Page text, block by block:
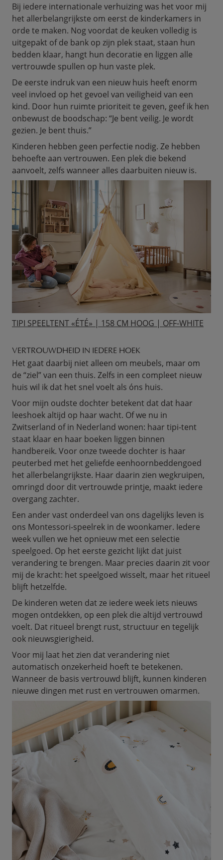
Bij iedere internationale verhuizing was het voor mij
het allerbelangrijkste om eerst de kinderkamers in
orde te maken. Nog voordat de keuken volledig is
uitgepakt of de bank op zijn plek staat, staan hun
bedden klaar, hangt hun decoratie en liggen alle
vertrouwde spullen op hun vaste plek.
De eerste indruk van een nieuw huis heeft enorm
veel invloed op het gevoel van veiligheid van een
kind. Door hun ruimte prioriteit te geven, geef ik hen
onbewust de boodschap: “Je bent veilig. Je wordt
gezien. Je bent thuis.”
Kinderen hebben geen perfectie nodig. Ze hebben
behoefte aan vertrouwen. Een plek die bekend
aanvoelt, zelfs wanneer alles daarbuiten nieuw is.
TIPI SPEELTENT «ÉTÉ» | 158 CM HOOG | OFF-WHITE
VERTROUWDHEID IN IEDERE HOEK
Het gaat daarbij niet alleen om meubels, maar om
de “ziel” van een thuis. Zelfs in een compleet nieuw
huis wil ik dat het snel voelt als óns huis.
Voor mijn oudste dochter betekent dat dat haar
leeshoek altijd op haar wacht. Of we nu in
Zwitserland of in Nederland wonen: haar tipi-tent
staat klaar en haar boeken liggen binnen
handbereik. Voor onze tweede dochter is haar
peuterbed met het geliefde eenhoornbeddengoed
het allerbelangrijkste. Haar daarin zien wegkruipen,
omringd door dit vertrouwde printje, maakt iedere
overgang zachter.
Een ander vast onderdeel van ons dagelijks leven is
ons Montessori-speelrek in de woonkamer. Iedere
week vullen we het opnieuw met een selectie
speelgoed. Op het eerste gezicht lijkt dat juist
verandering te brengen. Maar precies daarin zit voor
mij de kracht: het speelgoed wisselt, maar het ritueel
blijft hetzelfde.
De kinderen weten dat ze iedere week iets nieuws
mogen ontdekken, op een plek die altijd vertrouwd
voelt. Dat ritueel brengt rust, structuur en tegelijk
ook nieuwsgierigheid.
Voor mij laat het zien dat verandering niet
automatisch onzekerheid hoeft te betekenen.
Wanneer de basis vertrouwd blijft, kunnen kinderen
nieuwe dingen met rust en vertrouwen omarmen.